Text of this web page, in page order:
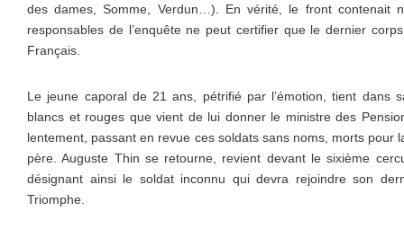
des dames, Somme, Verdun…). En vérité, le front contenait
responsables de l’enquête ne peut certifier que le dernier
Français.
Le jeune caporal de 21 ans, pétrifié par l’émotion, tient dans
blancs et rouges que vient de lui donner le ministre des
lentement, passant en revue ces soldats sans noms, morts pour
père. Auguste Thin se retourne, revient devant le sixième
désignant ainsi le soldat inconnu qui devra rejoindre son
Triomphe.